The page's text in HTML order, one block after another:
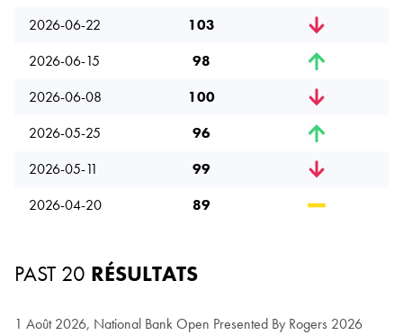
2026-06-22
103
2026-06-15
98
2026-06-08
100
2026-05-25
96
2026-05-11
99
2026-04-20
89
PAST 20 RÉSULTATS
1 Août 2026, National Bank Open Presented By Rogers 2026